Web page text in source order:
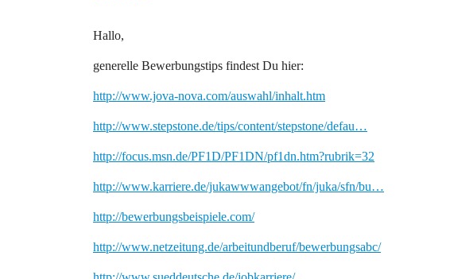
Hallo,
generelle Bewerbungstips findest Du hier:
http://www.jova-nova.com/auswahl/inhalt.htm
http://www.stepstone.de/tips/content/stepstone/defau…
http://focus.msn.de/PF1D/PF1DN/pf1dn.htm?rubrik=32
http://www.karriere.de/jukawwwangebot/fn/juka/sfn/bu…
http://bewerbungsbeispiele.com/
http://www.netzeitung.de/arbeitundberuf/bewerbungsabc/